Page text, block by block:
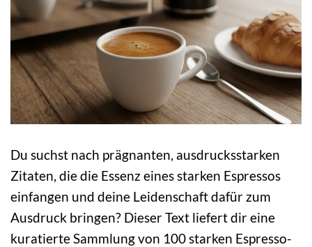
Du suchst nach prägnanten, ausdrucksstarken
Zitaten, die die Essenz eines starken Espressos
einfangen und deine Leidenschaft dafür zum
Ausdruck bringen? Dieser Text liefert dir eine
kuratierte Sammlung von 100 starken Espresso-